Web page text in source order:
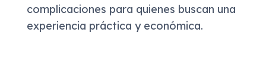
complicaciones para quienes buscan una
experiencia práctica y económica.